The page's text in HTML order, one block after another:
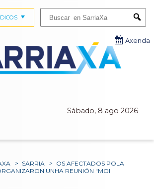
Sábado, 8 ago 2026
Axenda
> SARRIA > OS AFECTADOS POLA
UNHA REUNIÓN "MOI